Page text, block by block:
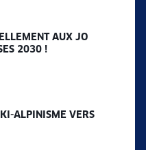
AUX JO
2030 !
ALPINISME VERS